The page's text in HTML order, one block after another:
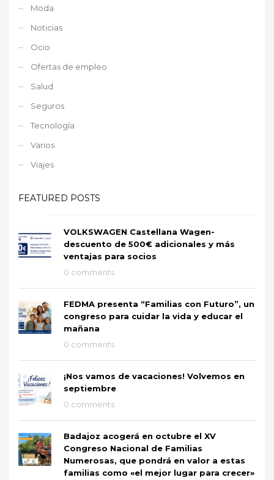
Moda
Noticias
Ocio
Ofertas de empleo
Salud
Seguros
Tecnología
Varios
Viajes
FEATURED POSTS
VOLKSWAGEN Castellana Wagen-
descuento de 500€ adicionales y más
ventajas para socios
0 comments
FEDMA presenta “Familias con Futuro”, un
congreso para cuidar la vida y educar el
mañana
0 comments
¡Nos vamos de vacaciones! Volvemos en
septiembre
0 comments
Badajoz acogerá en octubre el XV
Congreso Nacional de Familias
Numerosas, que pondrá en valor a estas
familias como «el mejor lugar para crecer»